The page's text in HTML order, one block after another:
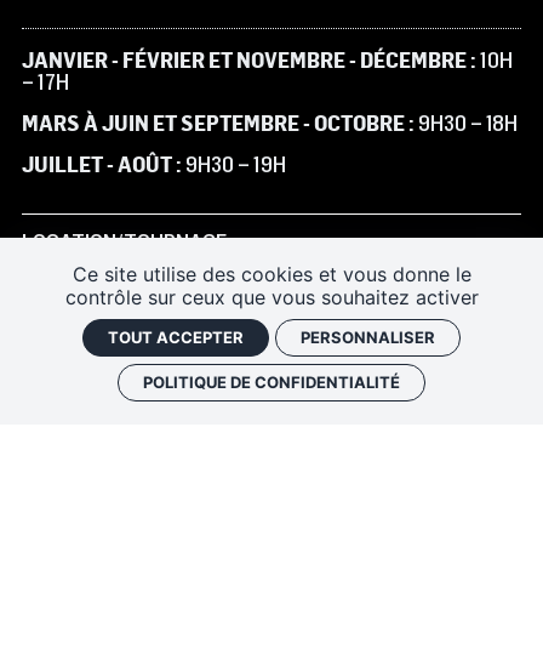
Ce site utilise des cookies et vous donne le
contrôle sur ceux que vous souhaitez activer
TOUT ACCEPTER PERSONNALISER
POLITIQUE DE CONFIDENTIALITÉ
JANVIER - FÉVRIER ET NOVEMBRE - DÉCEMBRE :10H
– 17H
MARS À JUIN ET SEPTEMBRE - OCTOBRE : 9H30 – 18H
JUILLET - AOÛT : 9H30 – 19H
LOCATION/TOURNAGE
INSCRIVEZ-VOUS À LA NEWSLETTER
NOS ENGAGEMENTS ENVIRONNEMENTAUX